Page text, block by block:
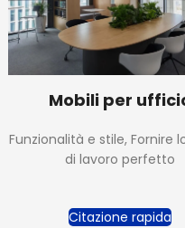
Mobili per
Funzionalità e stile, Fornire
di lavoro perfetto
Citazione rapida